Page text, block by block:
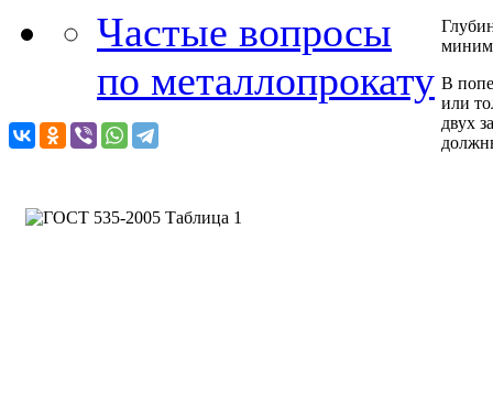
Частые вопросы
по металлопрокату В
или
двух